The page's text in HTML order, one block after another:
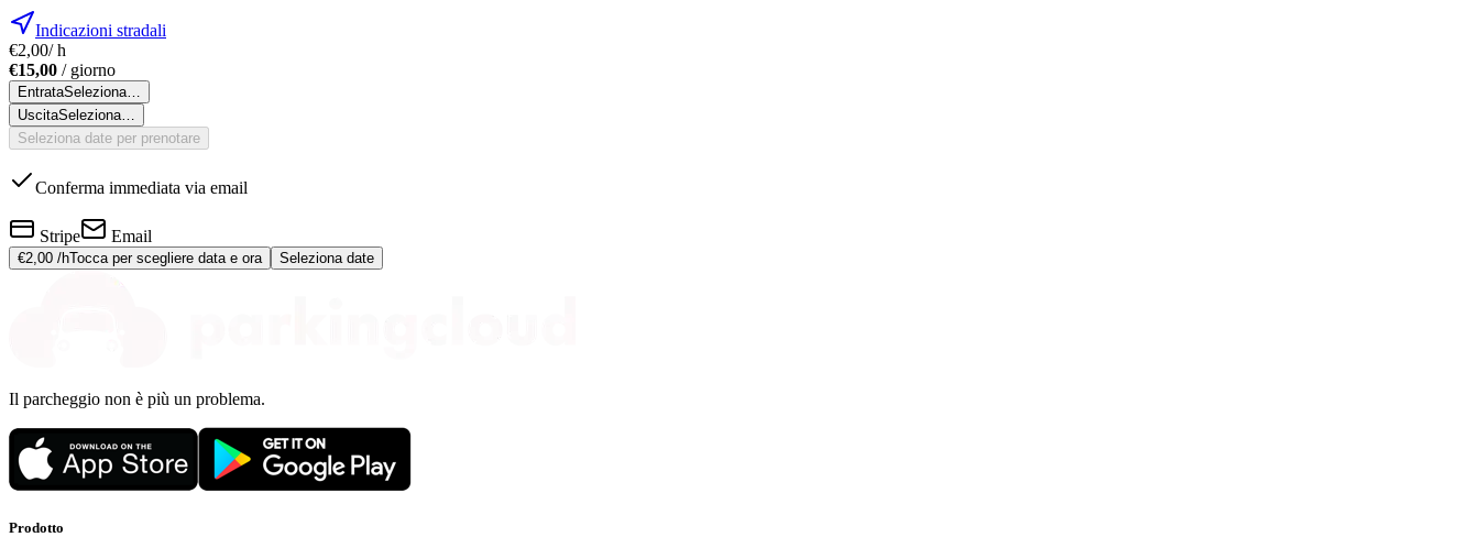
Indicazioni stradali
€2,00/ h
€15,00 / giorno
EntrataSeleziona…
UscitaSeleziona…
Seleziona date per prenotare
Conferma immediata via email
Stripe Email
€2,00 /hTocca per scegliere data e ora Seleziona date
Il parcheggio non è più un problema.
Prodotto